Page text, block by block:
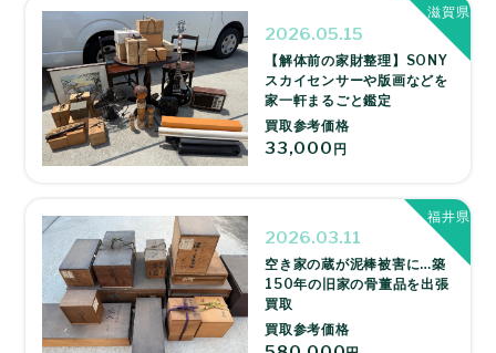
2026.05.15
【解体前の家財整理】SONY
スカイセンサーや版画などを
家一軒まるごと鑑定
買取参考価格
33,000 円
滋賀県
2026.03.11
空き家の蔵が泥棒被害に…築
150年の旧家の骨董品を出張
買取
買取参考価格
福井県